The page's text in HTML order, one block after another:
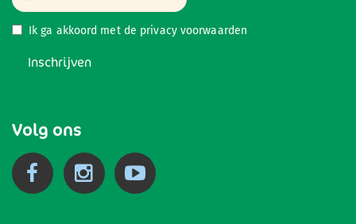
Ik ga akkoord met de privacy voorwaarden
Inschrijven
Volg ons